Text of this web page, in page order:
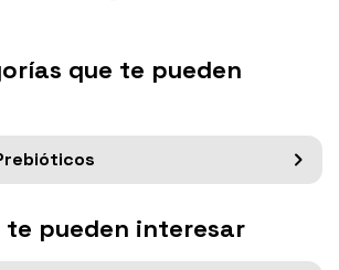
que te pueden
te pueden interesar